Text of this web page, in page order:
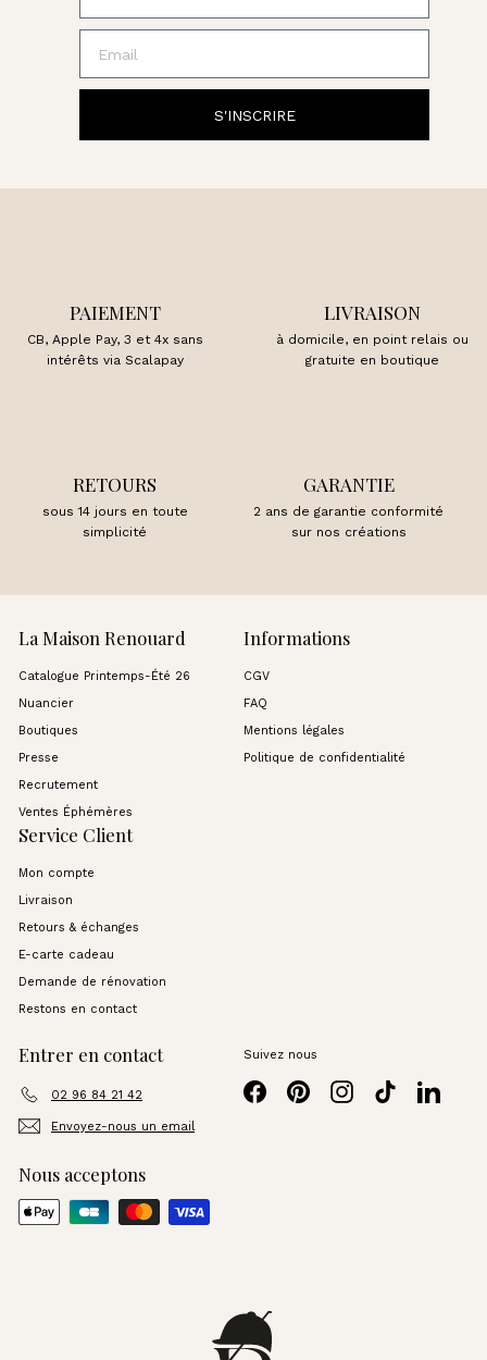
S'INSCRIRE
PAIEMENT
CB, Apple Pay, 3 et 4x sans
intérêts via Scalapay
LIVRAISON
à domicile, en point relais ou
gratuite en boutique
RETOURS
sous 14 jours en toute
simplicité
GARANTIE
2 ans de garantie conformité
sur nos créations
La Maison Renouard
Catalogue Printemps-Été 26
Nuancier
Boutiques
Presse
Recrutement
Ventes Éphémères
Informations
CGV
FAQ
Mentions légales
Politique de confidentialité
Service Client
Mon compte
Livraison
Retours & échanges
E-carte cadeau
Demande de rénovation
Restons en contact
Entrer en contact
02 96 84 21 42
Envoyez-nous un email
Suivez nous
FacebookPinterestInstagramTikTok
Nous acceptons